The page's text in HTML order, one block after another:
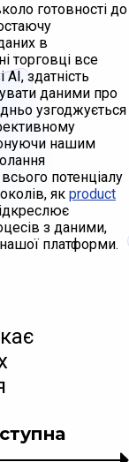
готовності до
в
торговці все
здатність
даними про
узгоджується
нашим
потенціалу
як product
з даними,
платформи.